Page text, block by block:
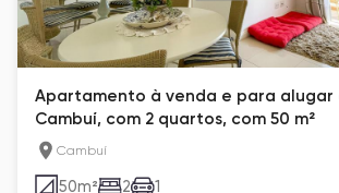
Apartamento à venda e para alugar
Cambuí, com 2 quartos, com 50 m²
Cambuí
50m² 2 1